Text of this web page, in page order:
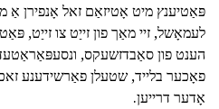
פּאַטיענץ מיט אָטיזאַם זאל אָנפירן אַ
לעמאָשל, זיי מאַך פון זייַט צו זייַט,
הענט פון סאַבדזשעקס,
פאָכער בלייד, שטעלן פאַרשידענע
אָדער דרייען.